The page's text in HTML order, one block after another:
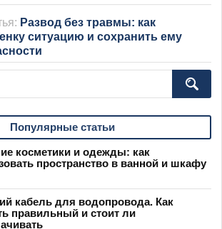
Развод без травмы: как
ситуацию и сохранить ему
Популярные статьи
косметики и одежды: как
пространство в ванной и шкафу
кабель для водопровода. Как
правильный и стоит ли